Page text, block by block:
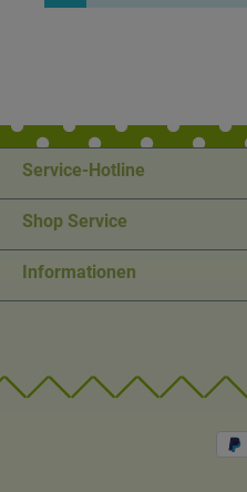
Service-Hotline
Shop Service
Informationen